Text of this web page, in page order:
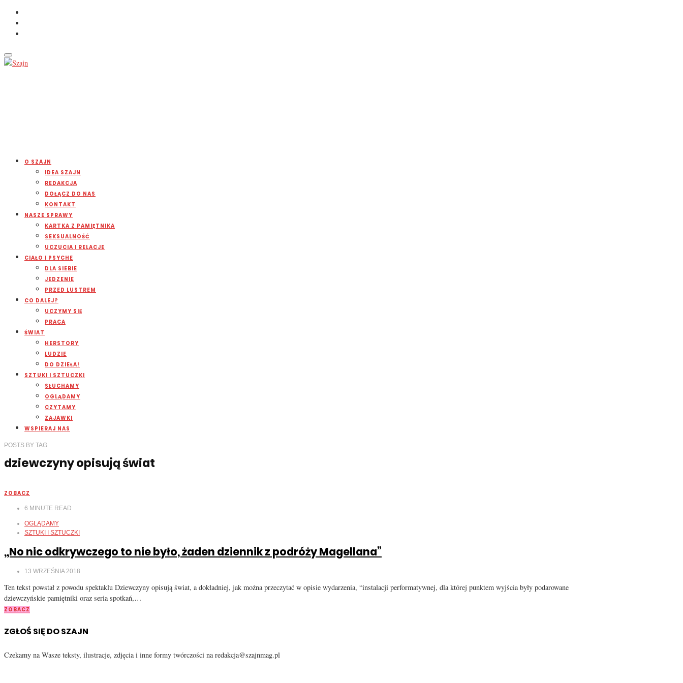
O SZAJN
IDEA SZAJN
REDAKCJA
DOŁĄCZ DO NAS
KONTAKT
NASZE SPRAWY
KARTKA Z PAMIĘTNIKA
SEKSUALNOŚĆ
UCZUCIA I RELACJE
CIAŁO I PSYCHE
DLA SIEBIE
JEDZENIE
PRZED LUSTREM
CO DALEJ?
UCZYMY SIĘ
PRACA
ŚWIAT
HERSTORY
LUDZIE
DO DZIEŁA!
SZTUKI I SZTUCZKI
SŁUCHAMY
OGLĄDAMY
CZYTAMY
ZAJAWKI
WSPIERAJ NAS
POSTS BY TAG
dziewczyny opisują świat
ZOBACZ
6 MINUTE READ
OGLĄDAMY
SZTUKI I SZTUCZKI
,,No nic odkrywczego to nie było, żaden dziennik z podróży Magellana”
13 WRZEŚNIA 2018
Ten tekst powstał z powodu spektaklu Dziewczyny opisują świat, a dokładniej, jak można przeczytać w opisie wydarzenia, “instalacji performatywnej, dla której punktem wyjścia były podarowane
dziewczyńskie pamiętniki oraz seria spotkań,…
ZOBACZ
ZGŁOŚ SIĘ DO SZAJN
Czekamy na Wasze teksty, ilustracje, zdjęcia i inne formy twórczości na redakcja@szajnmag.pl